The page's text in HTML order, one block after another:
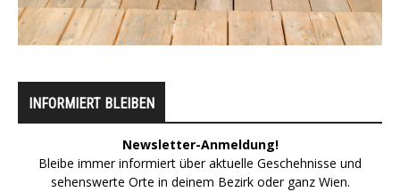
INFORMIERT BLEIBEN
Newsletter-Anmeldung!
Bleibe immer informiert über aktuelle Geschehnisse und
sehenswerte Orte in deinem Bezirk oder ganz Wien.